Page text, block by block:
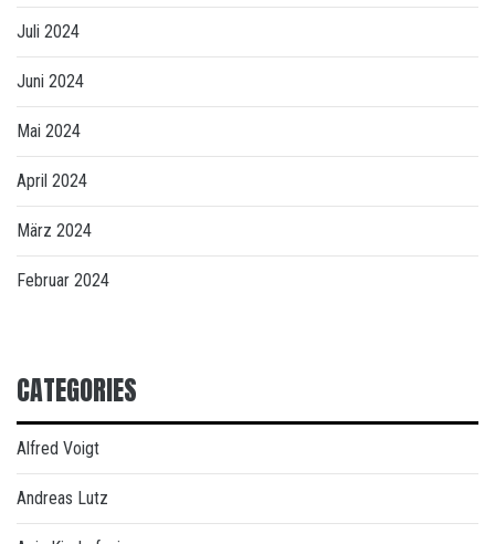
Juli 2024
Juni 2024
Mai 2024
April 2024
März 2024
Februar 2024
CATEGORIES
Alfred Voigt
Andreas Lutz